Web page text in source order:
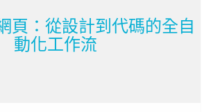
頁：從設計到代碼的全自
動化工作流